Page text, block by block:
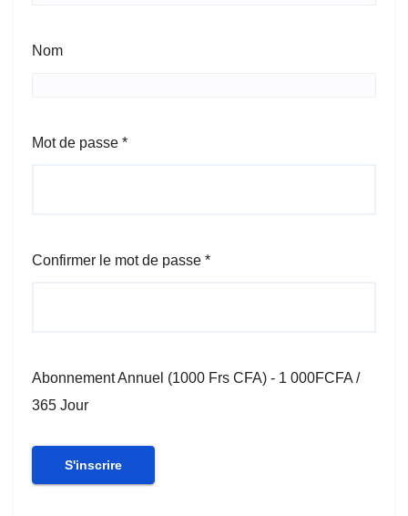
Nom
Mot de passe *
Confirmer le mot de passe *
Abonnement Annuel (1000 Frs CFA) - 1 000FCFA /
365 Jour